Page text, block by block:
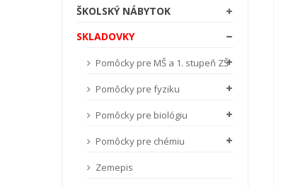
ŠKOLSKÝ NÁBYTOK
SKLADOVKY
Pomôcky pre MŠ a 1. stupeň ZŠ
Pomôcky pre fyziku
Pomôcky pre biológiu
Pomôcky pre chémiu
Zemepis